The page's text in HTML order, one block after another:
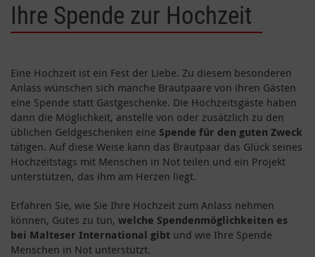
Ihre Spende zur Hochzeit
Eine Hochzeit ist ein Fest der Liebe. Zu diesem besonderen
Anlass wünschen sich manche Brautpaare von ihren Gästen
eine Spende statt Gastgeschenke. Die Hochzeitsgäste haben
dann die Möglichkeit, anstelle von oder zusätzlich zu den
üblichen Geldgeschenken eine Spende für den guten Zweck
tätigen. Auf diese Weise kann das Brautpaar das Glück seines
Hochzeitstags mit Menschen in Not teilen und ein Projekt
unterstützen, das ihm am Herzen liegt.
Erfahren Sie, wie Sie Ihre Hochzeit zum Anlass nehmen
können, Gutes zu tun, welche Spendenmöglichkeiten es
bei Malteser International gibt und wie Ihre Spende
Menschen in Not unterstützt.